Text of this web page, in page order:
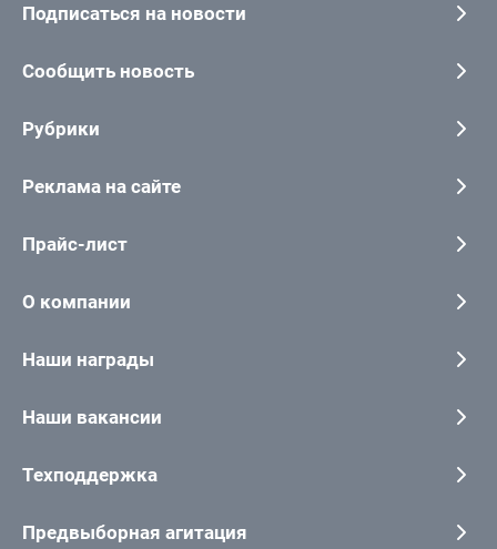
Подписаться на новости
Сообщить новость
Рубрики
Реклама на сайте
Прайс-лист
О компании
Наши награды
Наши вакансии
Техподдержка
Предвыборная агитация